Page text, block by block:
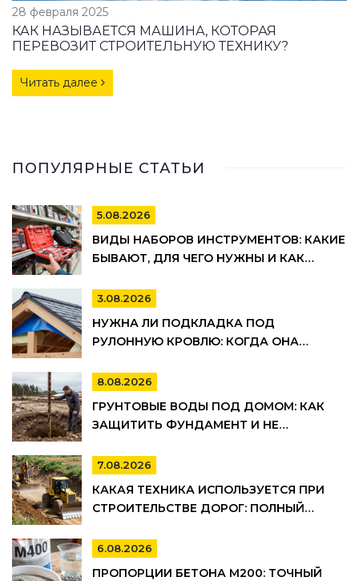
28 февраля 2025
КАК НАЗЫВАЕТСЯ МАШИНА, КОТОРАЯ
ПЕРЕВОЗИТ СТРОИТЕЛЬНУЮ ТЕХНИКУ?
Читать далее
ПОПУЛЯРНЫЕ СТАТЬИ
5.08.2026
ВИДЫ НАБОРОВ ИНСТРУМЕНТОВ: КАКИЕ
БЫВАЮТ, ДЛЯ ЧЕГО НУЖНЫ И КАК
3.08.2026
НУЖНА ЛИ ПОДКЛАДКА ПОД
РУЛОННУЮ КРОВЛЮ: КОГДА ОНА
СЭКОНОМИТЬ
8.08.2026
ГРУНТОВЫЕ ВОДЫ ПОД ДОМОМ: КАК
ЗАЩИТИТЬ ФУНДАМЕНТ И НЕ
7.08.2026
КАКАЯ ТЕХНИКА ИСПОЛЬЗУЕТСЯ ПРИ
СТРОИТЕЛЬСТВЕ ДОРОГ: ПОЛНЫЙ
6.08.2026
ПРОПОРЦИИ БЕТОНА М200: ТОЧНЫЙ